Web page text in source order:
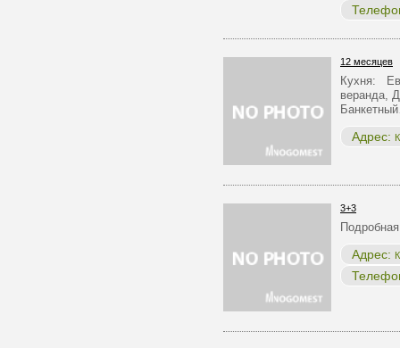
12 месяцев
Кухня:
веранда,
Адрес:
3+3
Адрес: